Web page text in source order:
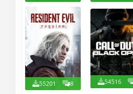
55201 8 54516